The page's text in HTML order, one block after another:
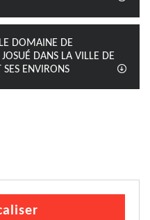
DOMAINE DE
DANS LA VILLE DE
ENVIRONS